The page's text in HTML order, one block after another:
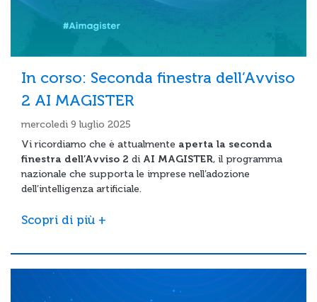
In corso: Seconda finestra dell’Avviso
2 AI MAGISTER
mercoledì 9 luglio 2025
Vi ricordiamo che è attualmente aperta la seconda
finestra dell’Avviso 2 di AI MAGISTER, il programma
nazionale che supporta le imprese nell’adozione
dell’intelligenza artificiale.
Scopri di più +